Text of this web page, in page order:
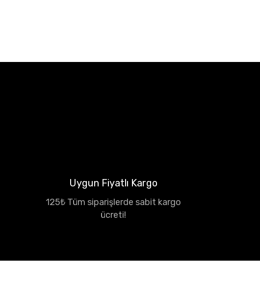
Uygun Fiyatlı Kargo
125₺ Tüm siparişlerde sabit kargo
ücreti!